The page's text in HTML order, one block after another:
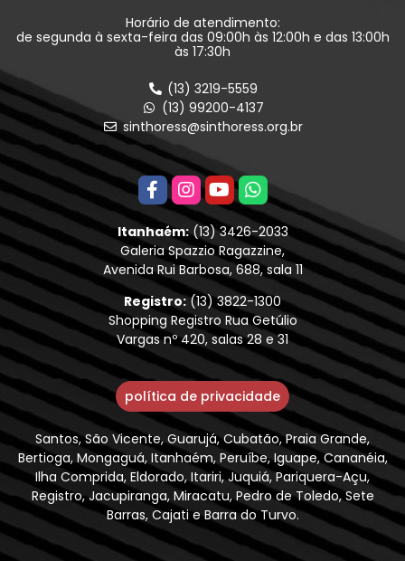
Horário de atendimento:
de segunda à sexta-feira das 09:00h às 12:00h e das 13:00h
às 17:30h
(13) 3219-5559
(13) 99200-4137
sinthoress@sinthoress.org.br
Itanhaém:(13) 3426-2033
Galeria Spazzio Ragazzine,
Avenida Rui Barbosa, 688, sala 11
Registro:(13) 3822-1300
Shopping Registro Rua Getúlio
Vargas nº 420, salas 28 e 31
política de privacidade
Santos, São Vicente, Guarujá, Cubatão, Praia Grande,
Bertioga, Mongaguá, Itanhaém, Peruíbe, Iguape, Cananéia,
Ilha Comprida, Eldorado, Itariri, Juquiá, Pariquera-Açu,
Registro, Jacupiranga, Miracatu, Pedro de Toledo, Sete
Barras, Cajati e Barra do Turvo.